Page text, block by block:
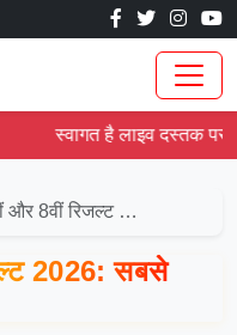
स्वागत है लाइव दस्तक पर!
और 8वीं रिजल्ट …
2026: सबसे